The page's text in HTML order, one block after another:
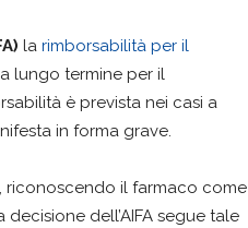
la rimborsabilità per il
lungo termine per il
è prevista nei casi a
in forma grave.
riconoscendo il farmaco come
dell’AIFA segue tale